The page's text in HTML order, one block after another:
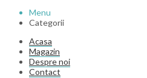
Menu
Categorii
Acasa
Magazin
Despre noi
Contact